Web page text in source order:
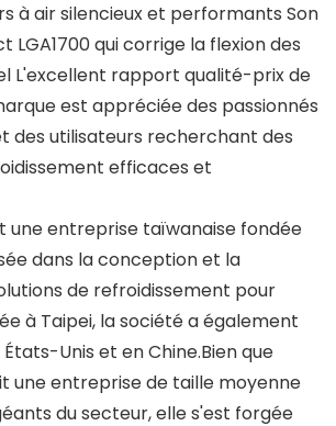
à air silencieux et performants Son
qui corrige la flexion des
L'excellent rapport qualité-prix de
est appréciée des passionnés
des utilisateurs recherchant des
efficaces et
une entreprise taïwanaise fondée
dans la conception et la
de refroidissement pour
à Taipei, la société a également
Unis et en Chine.Bien que
une entreprise de taille moyenne
du secteur, elle s'est forgée